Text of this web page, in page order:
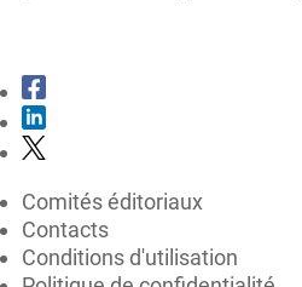
Comités éditoriaux
Contacts
Conditions d'utilisation